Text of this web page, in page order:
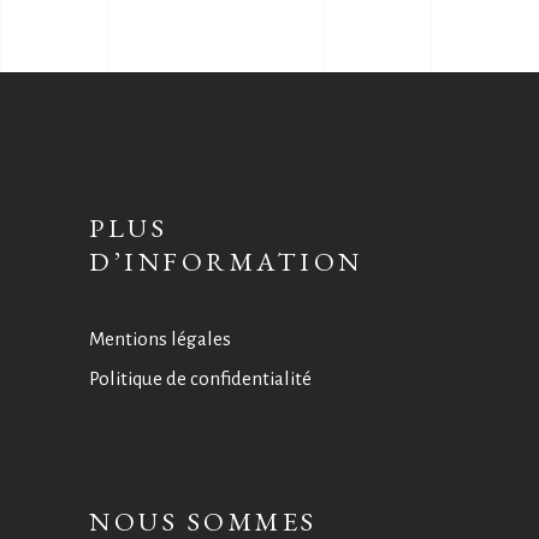
PLUS
D’INFORMATION
Mentions légales
Politique de confidentialité
NOUS SOMMES